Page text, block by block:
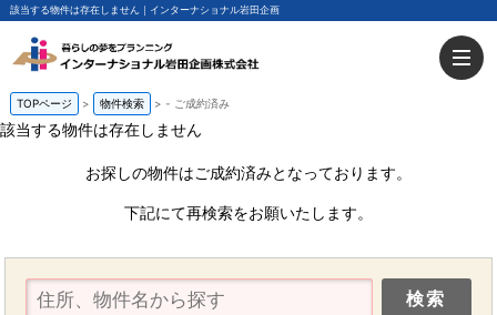
該当する物件は存在しません｜インターナショナル岩田企画
TOPページ 物件検索 - ご成約済み
該当する物件は存在しません
お探しの物件はご成約済みとなっております。
下記にて再検索をお願いたします。